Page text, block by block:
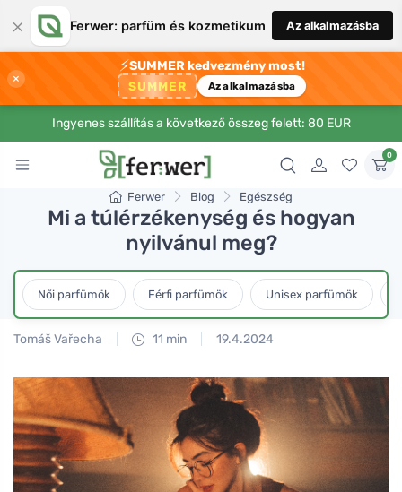
× Ferwer: parfüm és kozmetikum Az alkalmazásba
×
⚡SUMMER kedvezmény most!
SUMMER Az alkalmazásba
Ingyenes szállítás a következő összeg felett: 80 EUR
0
Ferwer Blog Egészség
Mi a túlérzékenység és hogyan
nyilvánul meg?
Női parfümök Férfi parfümök Unisex parfümök
Tomáš Vařecha 11 min 19.4.2024